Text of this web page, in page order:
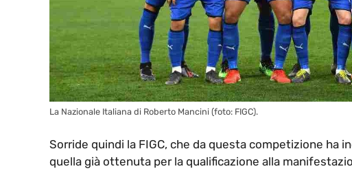
La Nazionale Italiana di Roberto Mancini (foto: FIGC).
Sorride quindi la FIGC, che da questa competizione ha
quella già ottenuta per la qualificazione alla